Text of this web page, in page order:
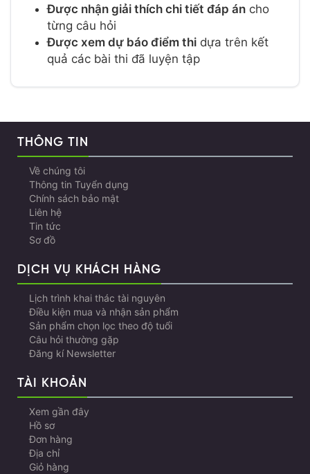
Được nhận giải thích chi tiết đáp án cho
từng câu hỏi
Được xem dự báo điểm thi dựa trên kết
quả các bài thi đã luyện tập
THÔNG TIN
Về chúng tôi
Thông tin Tuyển dụng
Chính sách bảo mật
Liên hệ
Tin tức
Sơ đồ
DỊCH VỤ KHÁCH HÀNG
Lịch trình khai thác tài nguyên
Điều kiện mua và nhận sản phẩm
Sản phẩm chọn lọc theo độ tuổi
Câu hỏi thường gặp
Đăng kí Newsletter
TÀI KHOẢN
Xem gần đây
Hồ sơ
Đơn hàng
Địa chỉ
Giỏ hàng